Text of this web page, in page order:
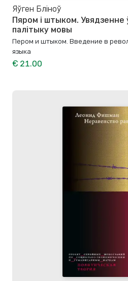
Яўген Бліноў
Пяром і штыком.
палітыку мовы
Пером и штыком. Bведение в
языка
€ 21.00